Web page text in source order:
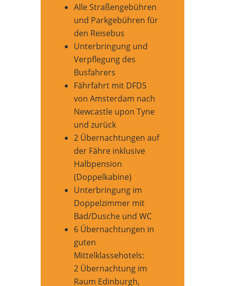
Alle Straßengebühren
und Parkgebühren für
den Reisebus
Unterbringung und
Verpflegung des
Busfahrers
Fährfahrt mit DFDS
von Amsterdam nach
Newcastle upon Tyne
und zurück
2 Übernachtungen auf
der Fähre inklusive
Halbpension
(Doppelkabine)
Unterbringung im
Doppelzimmer mit
Bad/Dusche und WC
6 Übernachtungen in
guten
Mittelklassehotels:
2 Übernachtung im
Raum Edinburgh,